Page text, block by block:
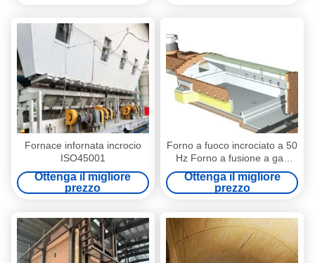
Fornace infornata incrocio
ISO45001
Ottenga il migliore
prezzo
Forno a fuoco incrociato a 50
Hz Forno a fusione a gas
naturale
Ottenga il migliore
prezzo